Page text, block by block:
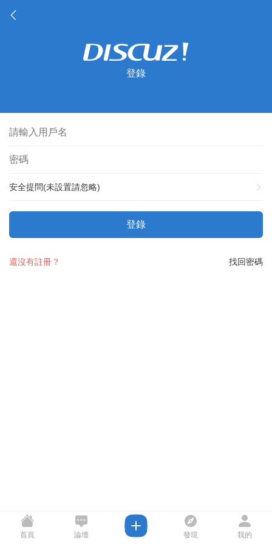
登錄
安全提問(未設置請忽略)
登錄
找回密碼
還沒有註冊？
首頁 論壇 發現 我的